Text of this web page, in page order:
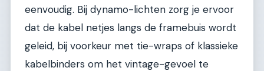
eenvoudig. Bij dynamo-lichten zorg je ervoor
dat de kabel netjes langs de framebuis wordt
geleid, bij voorkeur met tie-wraps of klassieke
kabelbinders om het vintage-gevoel te